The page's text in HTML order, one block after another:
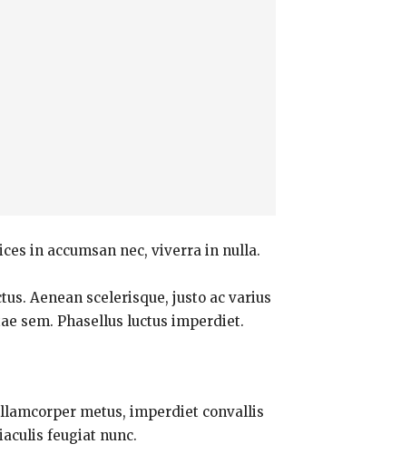
in accumsan nec, viverra in nulla.
Aenean scelerisque, justo ac varius
sem. Phasellus luctus imperdiet.
metus, imperdiet convallis
feugiat nunc.